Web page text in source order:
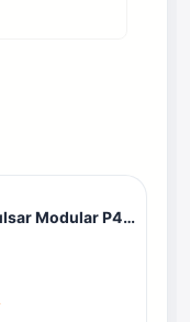
高品质大师签名款母带均衡插件！Pulsar Modular P450 MDN EQ v1.0.1 WIN&MAC U2B